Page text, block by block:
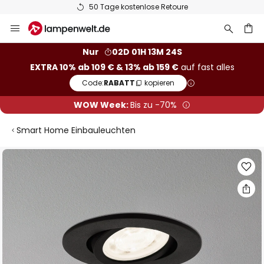
50 Tage kostenlose Retoure
Inhalt
Nur
02D 01H 13M 24S
EXTRA 10% ab 109 € & 13% ab 159 €auf fast alles
Code:RABATT kopieren
WOW Week:Bis zu -70%
Smart Home Einbauleuchten
Zum
Bildgalerie
springen